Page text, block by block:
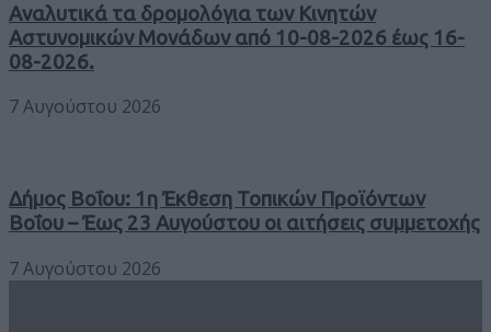
Αναλυτικά τα δρομολόγια των Κινητών
Αστυνομικών Μονάδων από 10-08-2026 έως 16-
08-2026.
7 Αυγούστου 2026
Δήμος Βοΐου: 1η Έκθεση Τοπικών Προϊόντων
Βοΐου – Έως 23 Αυγούστου οι αιτήσεις συμμετοχής
7 Αυγούστου 2026